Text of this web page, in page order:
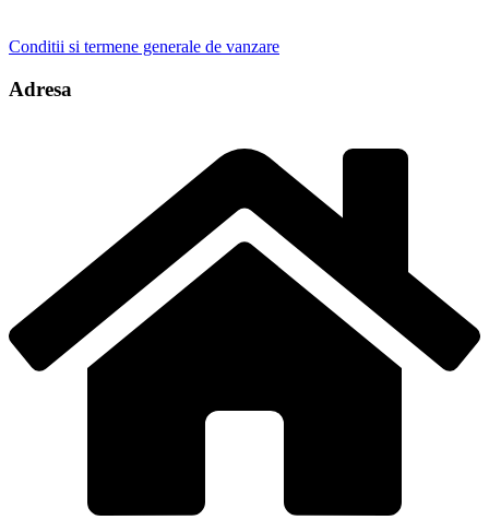
Conditii si termene generale de vanzare
Adresa